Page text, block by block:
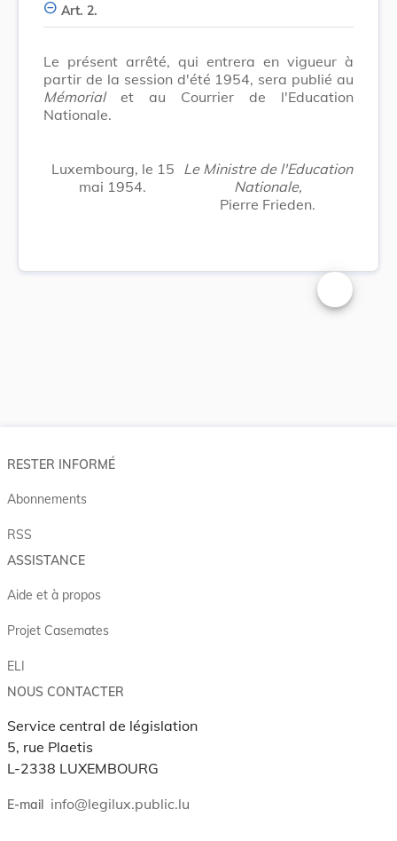
Art. 2.
Le présent arrêté, qui entrera en vigueur à
partir de la session d'été 1954, sera publié au
Mémorialet au Courrier de l'Education
Nationale.
Luxembourg, le 15
mai 1954.
Le Ministre de l'Education
Nationale,
Pierre Frieden.
Changer la
RESTER INFORMÉ
Abonnements
RSS
ASSISTANCE
Aide et à propos
Projet Casemates
ELI
NOUS CONTACTER
Service central de législation
5, rue Plaetis
L-2338 LUXEMBOURG
E-mail info@legilux.public.lu